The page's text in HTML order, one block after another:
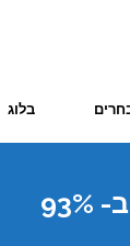
בלוג
מחקר: בלוק המפות של Google Maps מוצג ב- 93%